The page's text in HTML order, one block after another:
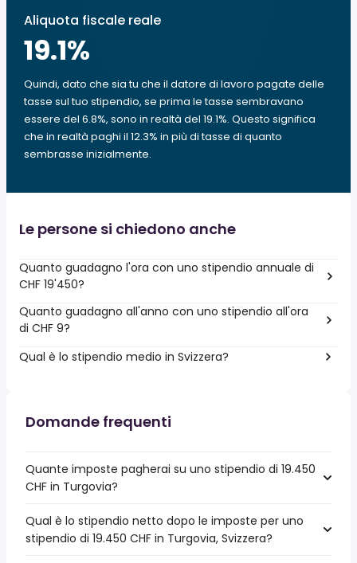
Aliquota fiscale reale
19.1%
Quindi, dato che sia tu che il datore di lavoro pagate delle
tasse sul tuo stipendio, se prima le tasse sembravano
essere del 6.8%, sono in realtà del 19.1%. Questo significa
che in realtà paghi il 12.3% in più di tasse di quanto
sembrasse inizialmente.
Le persone si chiedono anche
Quanto guadagno l'ora con uno stipendio annuale di
CHF 19'450?
Quanto guadagno all'anno con uno stipendio all'ora
di CHF 9?
Qual è lo stipendio medio in Svizzera?
Domande frequenti
Quante imposte pagherai su uno stipendio di 19.450
CHF in Turgovia?
Qual è lo stipendio netto dopo le imposte per uno
stipendio di 19.450 CHF in Turgovia, Svizzera?